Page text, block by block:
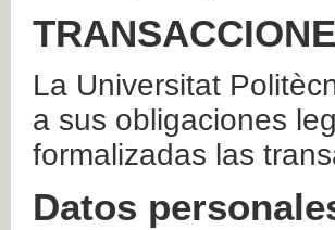
La Universitat
a sus obligaciones
formalizadas las
Datos